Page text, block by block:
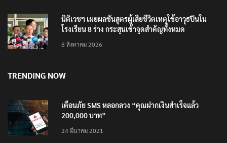
นิติเวชฯ เผยผลชันสูตรผู้เสียชีวิตเหตุใช้อาวุธปืนใน
โรงเรียน 8 ร่าง กระสุนเข้าจุดสำคัญทั้งหมด
8 สิงหาคม 2026
TRENDING NOW
เตือนภัย SMS หลอกลวง “คุณฝากเงินสำเร็จแล้ว
200,000 บาท”
24 มีนาคม 2021